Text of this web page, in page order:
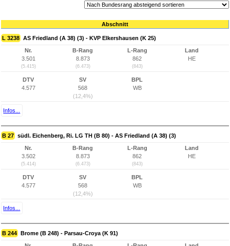
Abschnitt
L 3238 AS Friedland (A 38) (3) - KVP Elkershausen (K 25)
Nr.
3.501
(5.415)
B-Rang
8.873
(6.473)
L-Rang
862
(843)
Land
HE
DTV
4.577
SV
568
(12,4%)
BPL
WB
Infos...
B 27 südl. Eichenberg, Ri. LG TH (B 80) - AS Friedland (A 38) (3)
Nr.
3.502
(5.414)
B-Rang
8.873
(6.473)
L-Rang
862
(843)
Land
HE
DTV
4.577
SV
568
(12,4%)
BPL
WB
Infos...
B 244 Brome (B 248) - Parsau-Croya (K 91)